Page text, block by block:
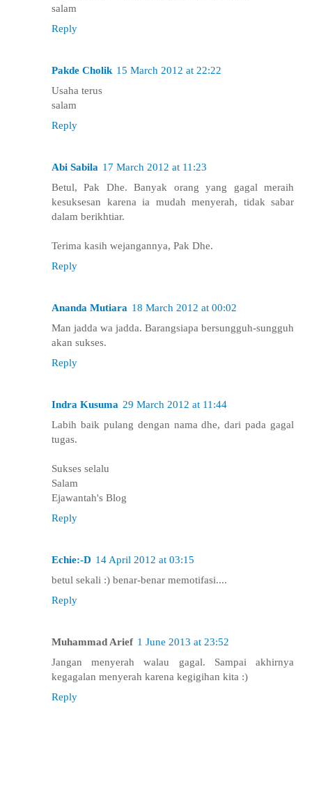
salam
Reply
Pakde Cholik 15 March 2012 at 22:22
Usaha terus
salam
Reply
Abi Sabila 17 March 2012 at 11:23
Betul, Pak Dhe. Banyak orang yang gagal meraih
kesuksesan karena ia mudah menyerah, tidak sabar
dalam berikhtiar.
Terima kasih wejangannya, Pak Dhe.
Reply
Ananda Mutiara 18 March 2012 at 00:02
Man jadda wa jadda. Barangsiapa bersungguh-sungguh
akan sukses.
Reply
Indra Kusuma 29 March 2012 at 11:44
Labih baik pulang dengan nama dhe, dari pada gagal
tugas.
Sukses selalu
Salam
Ejawantah's Blog
Reply
Echie:-D 14 April 2012 at 03:15
betul sekali :) benar-benar memotifasi....
Reply
Muhammad Arief 1 June 2013 at 23:52
Jangan menyerah walau gagal. Sampai akhirnya
kegagalan menyerah karena kegigihan kita :)
Reply